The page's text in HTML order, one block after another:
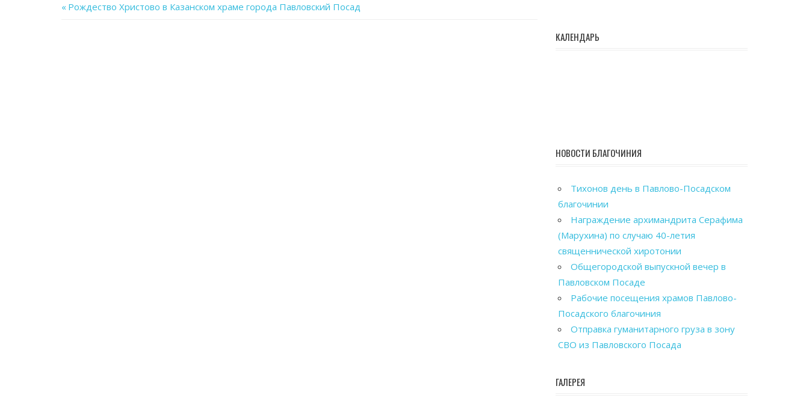
Previous
Рождество Христово в Казанском храме города Павловский Посад
КАЛЕНДАРЬ
НОВОСТИ БЛАГОЧИНИЯ
Тихонов день в Павлово-Посадском
благочинии
Награждение архимандрита Серафима
(Марухина) по случаю 40-летия
священнической хиротонии
Общегородской выпускной вечер в
Павловском Посаде
Рабочие посещения храмов Павлово-
Посадского благочиния
Отправка гуманитарного груза в зону
СВО из Павловского Посада
ГАЛЕРЕЯ